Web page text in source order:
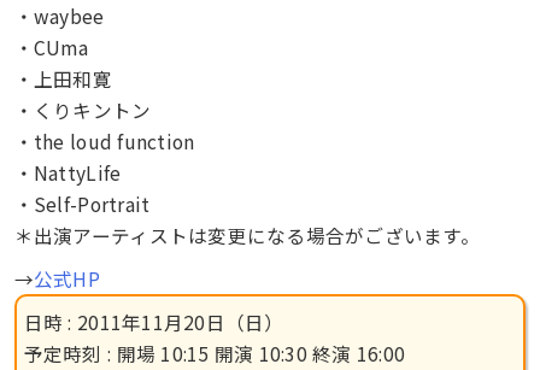
・waybee
・CUma
・上田和寛
・くりキントン
・the loud function
・NattyLife
・Self-Portrait
＊出演アーティストは変更になる場合がございます。
→公式HP
日時 : 2011年11月20日（日）
予定時刻 : 開場 10:15 開演 10:30 終演 16:00